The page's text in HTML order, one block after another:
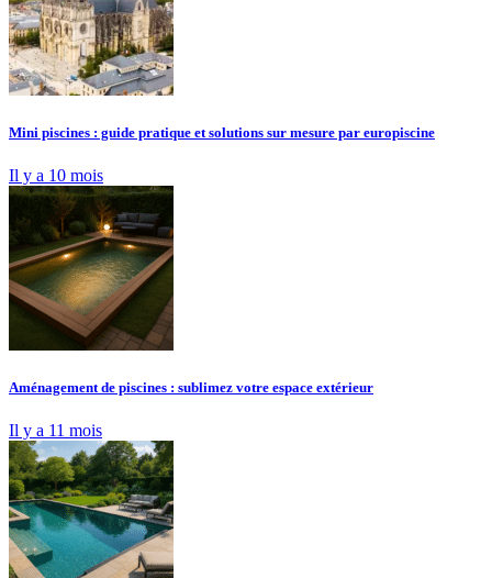
Mini piscines : guide pratique et solutions sur mesure par europiscine
Il y a 10 mois
Aménagement de piscines : sublimez votre espace extérieur
Il y a 11 mois